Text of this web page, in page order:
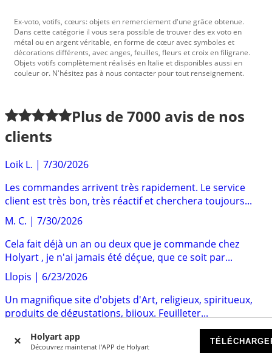
Holyart app
Découvrez maintenat l'APP de Holyart
Ex-voto, votifs, cœurs: objets en remerciement d'une grâce obtenue.
Dans cette catégorie il vous sera possible de trouver des ex voto en
métal ou en argent véritable, en forme de cœur avec symboles et
décorations différents, avec anges, feuilles, fleurs et croix en filigrane.
Objets votifs complètement réalisés en Italie et disponibles aussi en
couleur or. N'hésitez pas à nous contacter pour tout renseignement.
Plus de7000 avis de nos
clients
Loik L. | 7/30/2026
Les commandes arrivent très rapidement. Le service
client est très bon, très réactif et cherchera toujours...
M. C. | 7/30/2026
Cela fait déjà un an ou deux que je commande chez
Holyart , je n'ai jamais été déçue, que ce soit par...
Llopis | 6/23/2026
Un magnifique site d'objets d'Art, religieux, spiritueux,
produits de dégustations, bijoux. Feuilleter...
|6/12/2026
Un bon service client très reactifreactif Le produit que j'ai